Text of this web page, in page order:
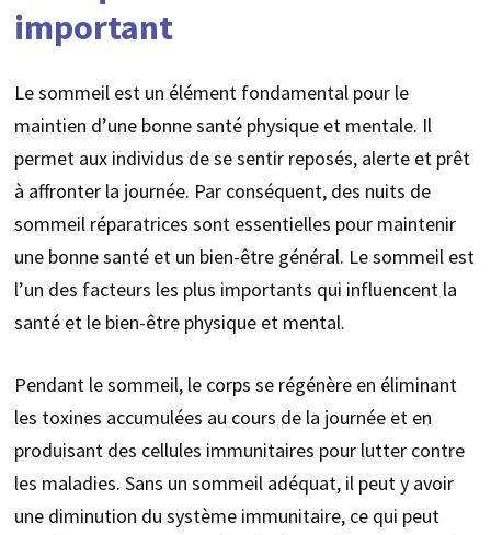
important
Le sommeil est un élément fondamental pour le
maintien d’une bonne santé physique et mentale. Il
permet aux individus de se sentir reposés, alerte et prêt
à affronter la journée. Par conséquent, des nuits de
sommeil réparatrices sont essentielles pour maintenir
une bonne santé et un bien-être général. Le sommeil est
l’un des facteurs les plus importants qui influencent la
santé et le bien-être physique et mental.
Pendant le sommeil, le corps se régénère en éliminant
les toxines accumulées au cours de la journée et en
produisant des cellules immunitaires pour lutter contre
les maladies. Sans un sommeil adéquat, il peut y avoir
une diminution du système immunitaire, ce qui peut